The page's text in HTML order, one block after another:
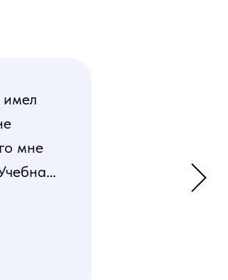
имел
мне